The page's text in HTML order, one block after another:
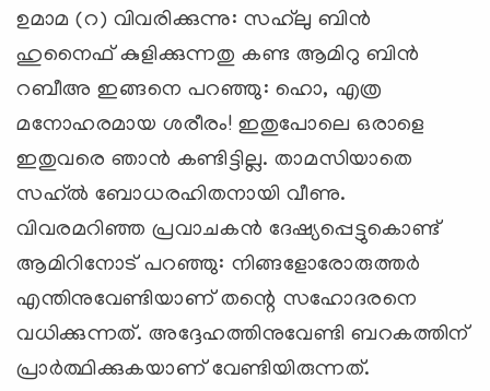
ഉമാമ (റ) വിവരിക്കുന്നു: സഹ്‌ലു ബിന്‍
ഹുനൈഫ് കുളിക്കുന്നതു കണ്ട ആമിറു ബിന്‍
റബീഅ ഇങ്ങനെ പറഞ്ഞു: ഹൊ, എത്ര
മനോഹരമായ ശരീരം! ഇതുപോലെ ഒരാളെ
ഇതുവരെ ഞാന്‍ കണ്ടിട്ടില്ല. താമസിയാതെ
സഹ്ല്‍ ബോധരഹിതനായി വീണു.
വിവരമറിഞ്ഞ പ്രവാചകന്‍ ദേഷ്യപ്പെട്ടുകൊണ്ട്
ആമിറിനോട് പറഞ്ഞു: നിങ്ങളോരോരുത്തര്‍
എന്തിനുവേണ്ടിയാണ് തന്റെ സഹോദരനെ
വധിക്കുന്നത്. അദ്ദേഹത്തിനുവേണ്ടി ബറകത്തിന്
പ്രാര്‍ത്ഥിക്കുകയാണ് വേണ്ടിയിരുന്നത്.